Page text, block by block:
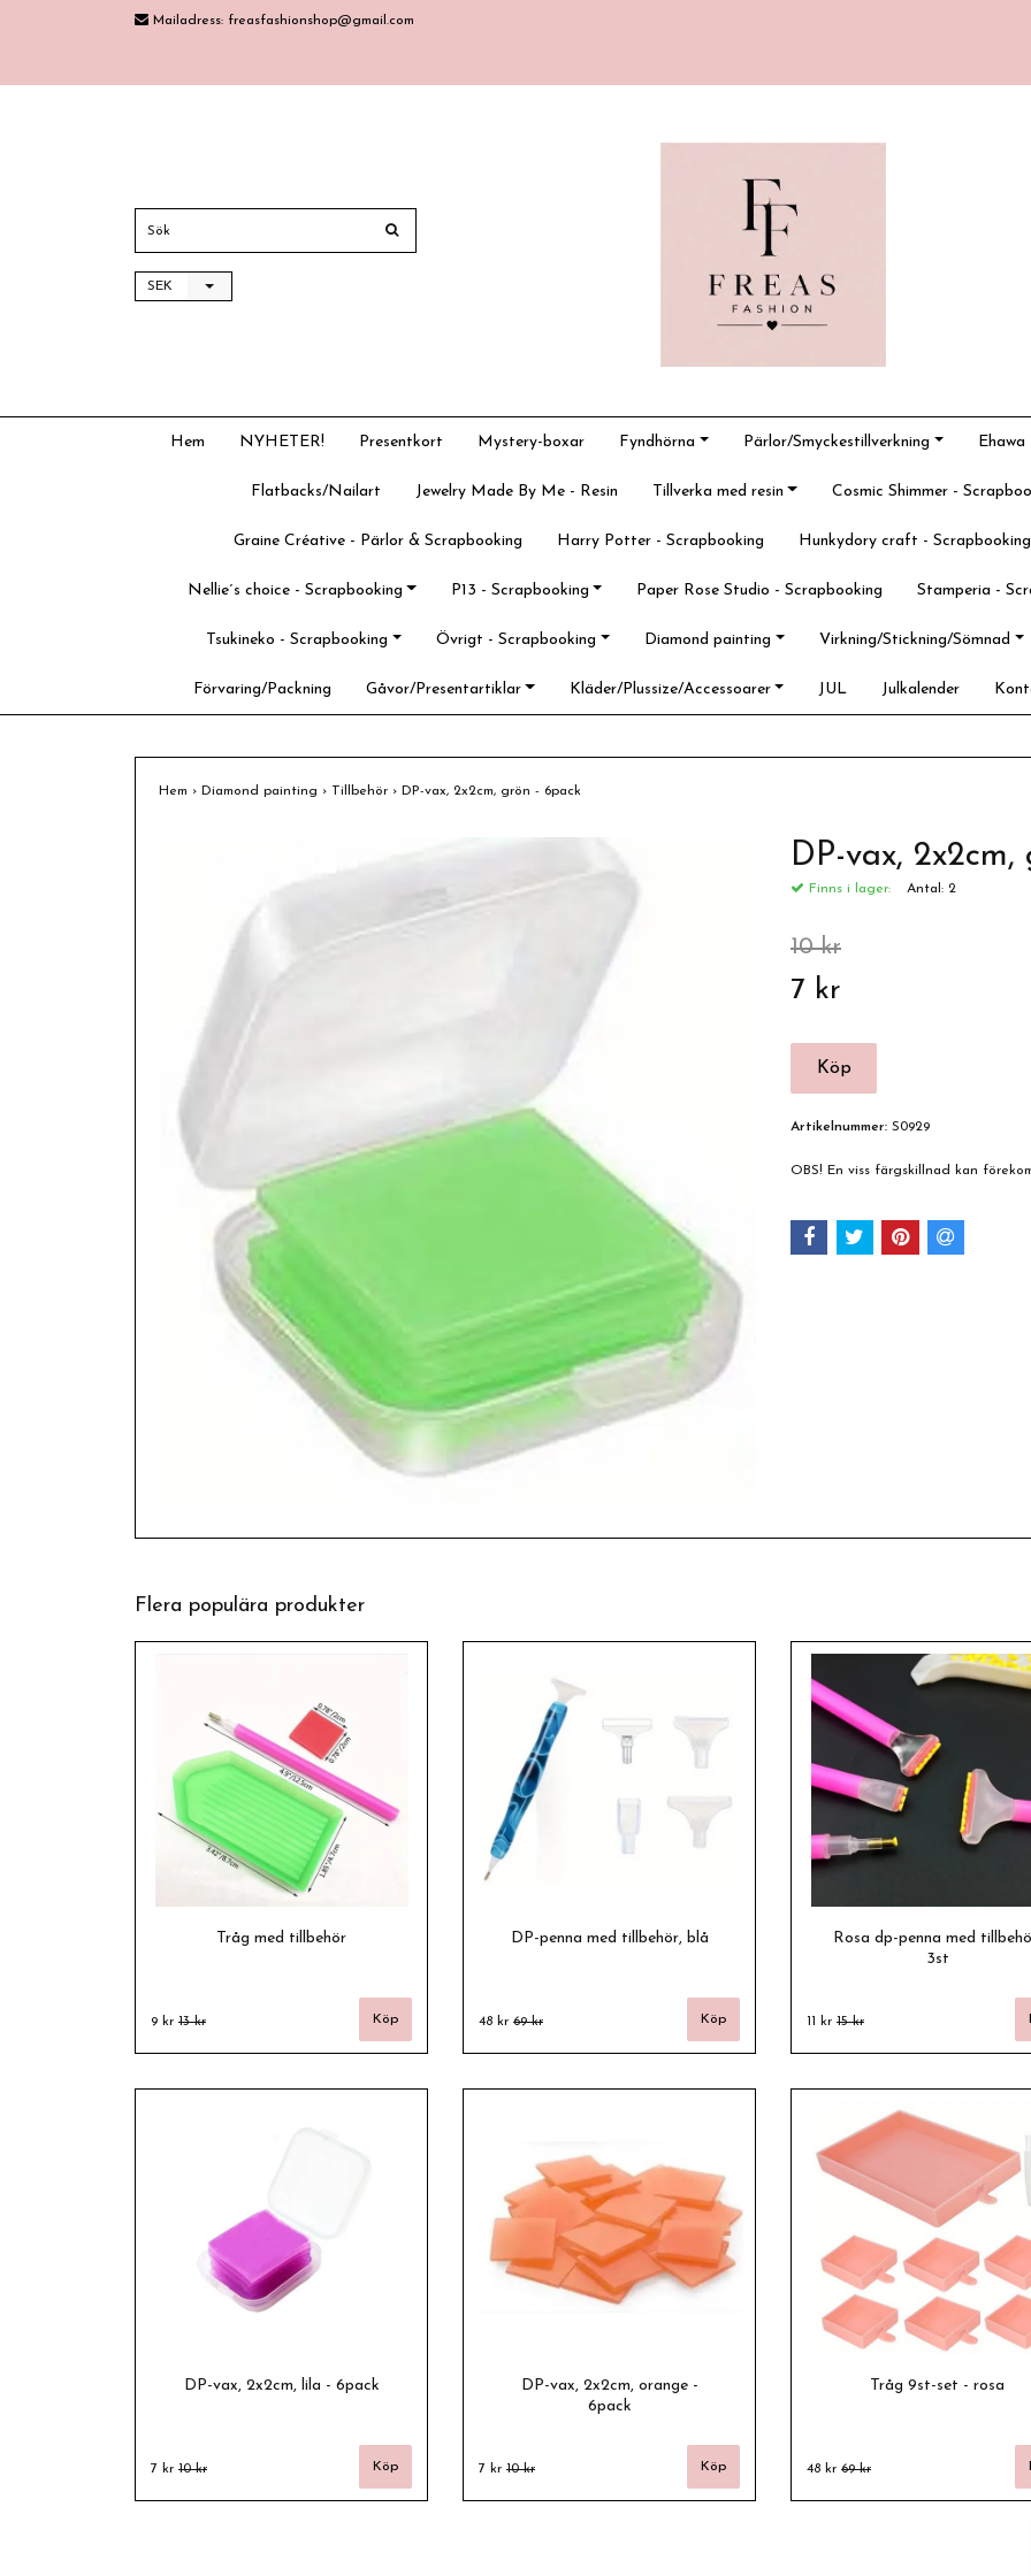
Mailadress: freasfashionshop@gmail.com
SEK
Hem NYHETER! Presentkort Mystery-boxar Fyndhörna Pärlor/Smyckestillverkning Ehawa
Flatbacks/Nailart Jewelry Made By Me - Resin Tillverka med resin Cosmic Shimmer -
Graine Créative - Pärlor & Scrapbooking Harry Potter - Scrapbooking Hunkydory craft - Scrapbooking
Nellie´s choice - Scrapbooking P13 - Scrapbooking Paper Rose Studio - Scrapbooking Stamperia -
Tsukineko - Scrapbooking Övrigt - Scrapbooking Diamond painting Virkning/Stickning/Sömnad
Förvaring/Packning Gåvor/Presentartiklar Kläder/Plussize/Accessoarer JUL Julkalender
Hem › Diamond painting › Tillbehör › DP-vax, 2x2cm, grön - 6pack
DP-vax,
Finns i lager: Antal: 2
10 kr
7 kr
Artikelnummer: S0929
OBS! En viss färgskillnad kan
Flera populära produkter
Tråg med tillbehör
9 kr 13 kr
DP-penna med tillbehör, blå
48 kr 69 kr
Rosa dp-penna med
3st
11 kr 15 kr
DP-vax, 2x2cm, lila - 6pack
7 kr 10 kr
DP-vax, 2x2cm, orange -
6pack
7 kr 10 kr
Tråg 9st-set - rosa
48 kr 69 kr